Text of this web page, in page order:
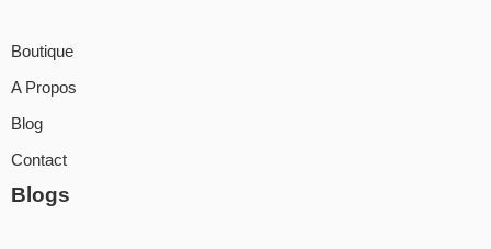
Boutique
A Propos
Blog
Contact
Blogs